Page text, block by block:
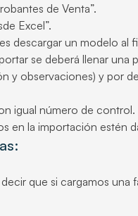
de Venta”.
Excel”.
descargar un modelo al
se deberá llenar una
observaciones) y por
igual número de control.
en la importación estén
que si cargamos